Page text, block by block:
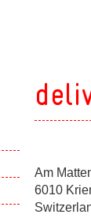
Show subpages
Show subpages
Am
6010